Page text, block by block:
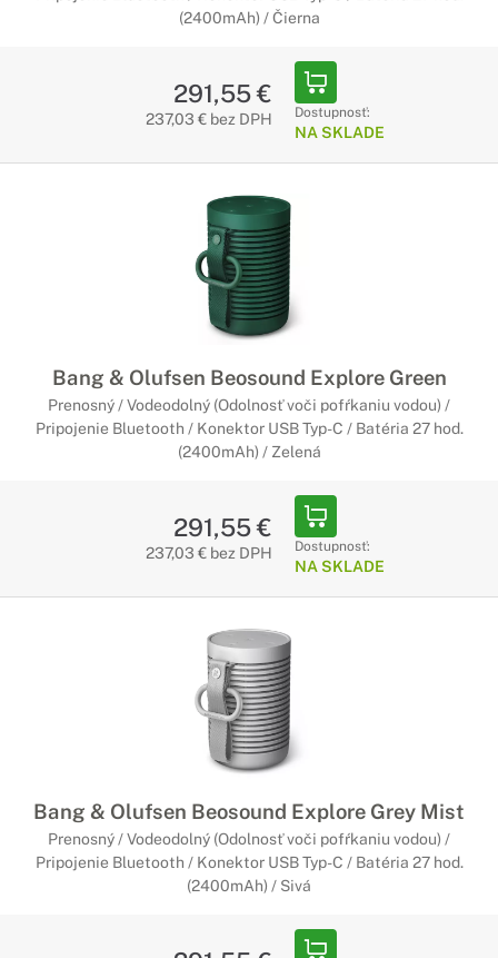
(2400mAh) / Čierna
291,55 €
237,03 € bez DPH Dostupnosť:
NA SKLADE
Bang & Olufsen Beosound Explore Green
Prenosný / Vodeodolný (Odolnosť voči pofŕkaniu vodou) /
Pripojenie Bluetooth / Konektor USB Typ-C / Batéria 27 hod.
(2400mAh) / Zelená
291,55 €
237,03 € bez DPH Dostupnosť:
NA SKLADE
Bang & Olufsen Beosound Explore Grey Mist
Prenosný / Vodeodolný (Odolnosť voči pofŕkaniu vodou) /
Pripojenie Bluetooth / Konektor USB Typ-C / Batéria 27 hod.
(2400mAh) / Sivá